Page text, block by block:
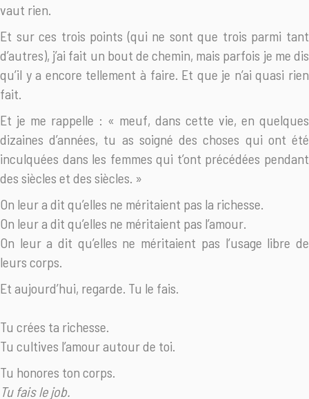
vaut rien.
Et sur ces trois points (qui ne sont que trois parmi tant
d’autres), j’ai fait un bout de chemin, mais parfois je me dis
qu’il y a encore tellement à faire. Et que je n’ai quasi rien
fait.
Et je me rappelle : « meuf, dans cette vie, en quelques
dizaines d’années, tu as soigné des choses qui ont été
inculquées dans les femmes qui t’ont précédées pendant
des siècles et des siècles. »
On leur a dit qu’elles ne méritaient pas la richesse.
On leur a dit qu’elles ne méritaient pas l’amour.
On leur a dit qu’elles ne méritaient pas l’usage libre de
leurs corps.
Et aujourd’hui, regarde. Tu le fais.
Tu crées ta richesse.
Tu cultives l’amour autour de toi.
Tu honores ton corps.
Tu fais le job.